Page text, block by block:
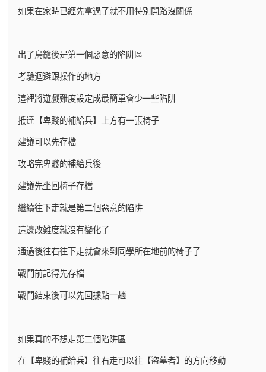
如果在家時已經先拿過了就不用特別開路沒關係
出了鳥籠後是第一個惡意的陷阱區
考驗迴避跟操作的地方
這裡將遊戲難度設定成最簡單會少一些陷阱
抵達【卑賤的補給兵】上方有一張椅子
建議可以先存檔
攻略完卑賤的補給兵後
建議先坐回椅子存檔
繼續往下走就是第二個惡意的陷阱
這邊改難度就沒有變化了
通過後往右往下走就會來到同學所在地前的椅子了
戰鬥前記得先存檔
戰鬥結束後可以先回據點一趟
如果真的不想走第二個陷阱區
在【卑賤的補給兵】往右走可以往【盜墓者】的方向移動